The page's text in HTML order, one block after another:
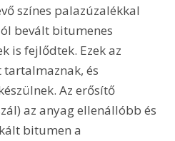
színes palazúzalékkal
bevált bitumenes
is fejlődtek. Ezek az
és
Az erősítő
az anyag ellenállóbb és
bitumen a